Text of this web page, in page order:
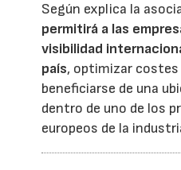
Según explica la
permitirá a las
visibilidad
país, optimizar
beneficiarse de una
dentro de uno de los
europeos de la